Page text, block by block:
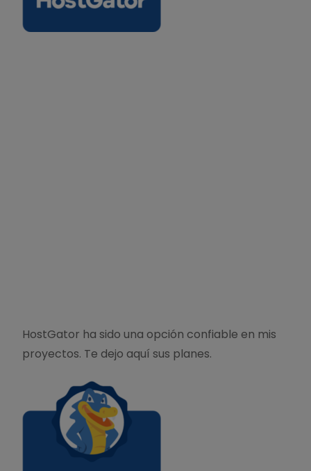
HostGator ha sido una opción confiable en mis
proyectos. Te dejo aquí sus planes.